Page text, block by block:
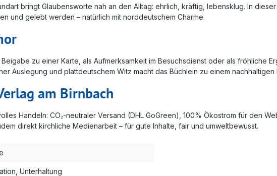
bringt Glaubensworte nah an den Alltag: ehrlich, kräftig, lebensklug. In
und gelebt werden – natürlich mit norddeutschem Charme.
zu einer Karte, als Aufmerksamkeit im Besuchsdienst oder als fröhliche
Auslegung und plattdeutschem Witz macht das Büchlein zu einem
am Birnbach
Handeln: CO₂-neutraler Versand (DHL GoGreen), 100% Ökostrom für den
direkt kirchliche Medienarbeit – für gute Inhalte, fair und umweltbewusst.
, Unterhaltung